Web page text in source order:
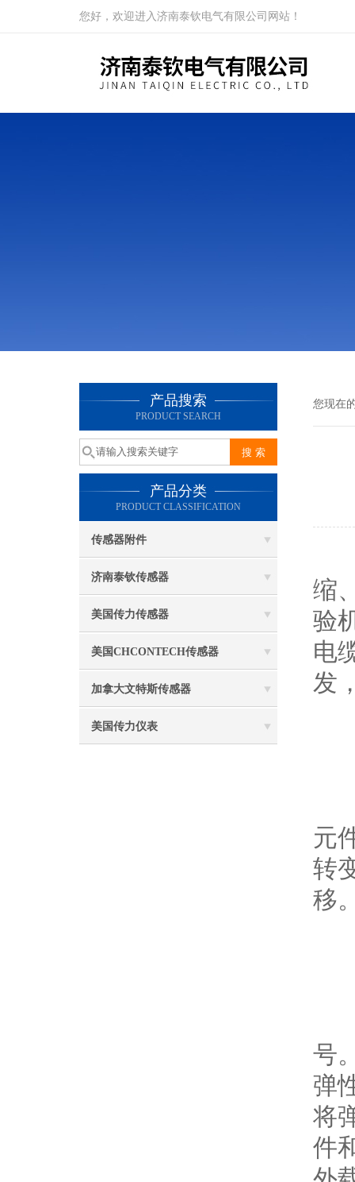
您好，欢迎进入济南泰钦电气有限公司网站！
产品搜索
PRODUCT SEARCH
产品分类
PRODUCT CLASSIFICATION
传感器附件
济南泰钦传感器
美国传力传感器
美国CHCONTECH传感器
加拿大文特斯传感器
美国传力仪表
您现在
缩
验
电
发
元
转
移
号
弹
将
件